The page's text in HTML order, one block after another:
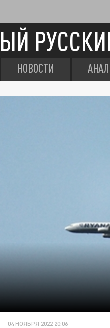
НОВОСТИ
04 НОЯБРЯ 2022 20:06